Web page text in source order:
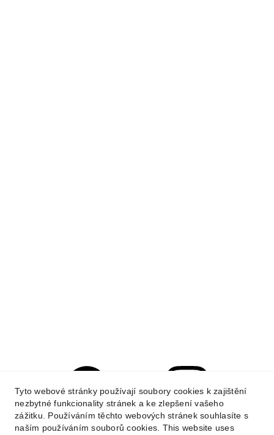
Valeria's Soul,CZ
Tyto webové stránky používají soubory cookies k zajištění
nezbytné funkcionality stránek a ke zlepšení vašeho
zážitku. Používáním těchto webových stránek souhlasíte s
naším používáním souborů cookies. This website uses